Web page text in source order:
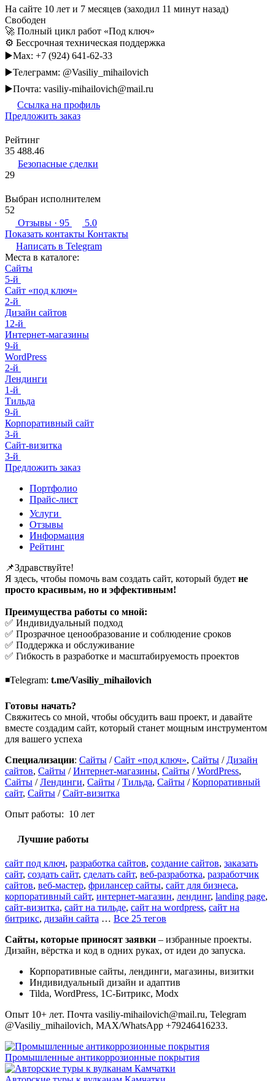
На сайте 10 лет и 7 месяцев (заходил 11 минут назад)
Свободен
🚀 Полный цикл работ «Под ключ»
⚙️ Бессрочная техническая поддержка
▶️Max: +7 (924) 641-62-33
▶️Телеграмм: @Vasiliy_mihailovich
▶️Почта: vasiliy-mihailovich@mail.ru
Ссылка на профиль
Предложить заказ
Рейтинг
35 488.46
Безопасные сделки
29
Выбран исполнителем
52
Отзывы · 95
5.0
Показать контакты Контакты
Написать в Telegram
Места в каталоге:
Сайты
5-й
Сайт «под ключ»
2-й
Дизайн сайтов
12-й
Интернет-магазины
9-й
WordPress
2-й
Лендинги
1-й
Тильда
9-й
Корпоративный сайт
3-й
Сайт-визитка
3-й
Предложить заказ
Портфолио
Прайс-лист
Услуги
Отзывы
Информация
Рейтинг
📌Здравствуйте!
Я здесь, чтобы помочь вам создать сайт, который будет не
просто красивым, но и эффективным!
Преимущества работы со мной:
✅ Индивидуальный подход
✅ Прозрачное ценообразование и соблюдение сроков
✅ Поддержка и обслуживание
✅ Гибкость в разработке и масштабируемость проектов
◾Telegram: t.me/Vasiliy_mihailovich
Готовы начать?
Свяжитесь со мной, чтобы обсудить ваш проект, и давайте
вместе создадим сайт, который станет мощным инструментом
для вашего успеха
Специализации: Сайты /Сайт «под ключ», Сайты / Дизайн
сайтов, Сайты /Интернет-магазины, Сайты /WordPress,
Сайты /Лендинги, Сайты /Тильда, Сайты /Корпоративный
сайт, Сайты /Сайт-визитка
Опыт работы: 10 лет
Лучшие работы
сайт под ключ, разработка сайтов, создание сайтов, заказать
сайт, создать сайт, сделать сайт, веб-разработка, разработчик
сайтов, веб-мастер, фрилансер сайты, сайт для бизнеса,
корпоративный сайт, интернет-магазин, лендинг, landing page,
сайт-визитка, сайт на тильде, сайт на wordpress, сайт на
битрикс, дизайн сайта … Все 25 тегов
Сайты, которые приносят заявки – избранные проекты.
Дизайн, вёрстка и код в одних руках, от идеи до запуска.
Корпоративные сайты, лендинги, магазины, визитки
Индивидуальный дизайн и адаптив
Tilda, WordPress, 1С-Битрикс, Modx
Опыт 10+ лет. Почта vasiliy-mihailovich@mail.ru, Telegram
@Vasiliy_mihailovich, MAX/WhatsApp +79246416233.
Промышленные антикоррозионные покрытия